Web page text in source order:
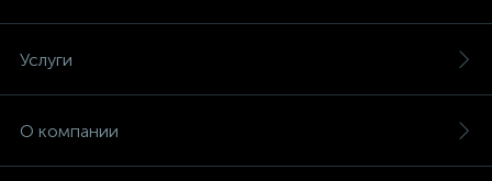
Услуги
О компании